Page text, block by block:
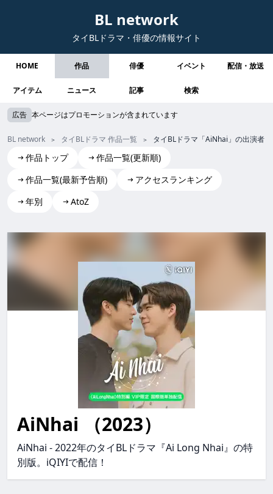
BL network
タイBLドラマ・俳優の情報サイト
HOME 作品 俳優 イベント 配信・放送
アイテム ニュース 記事 検索
広告 本ページはプロモーションが含まれています
BL network タイBLドラマ 作品一覧 タイBLドラマ「AiNhai」の出演者
作品トップ
作品一覧(更新順)
作品一覧(最新予告順)
アクセスランキング
年別
AtoZ
AiNhai
AiNhai ainhai AiNhai AiNhai
AiNhai （2023）
AiNhai - 2022年のタイBLドラマ『Ai Long Nhai』の特
別版。iQIYIで配信！
ainhai AiNhai ainhai